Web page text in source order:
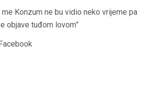
me Konzum ne bu vidio neko vrijeme pa
objave tuđom lovom”